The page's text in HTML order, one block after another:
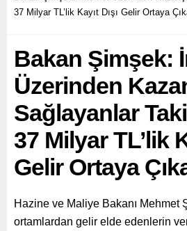
37 Milyar TL’lik Kayıt Dışı Gelir Ortaya
Bakan Şimşek:
Üzerinden
Sağlayanlar
37 Milyar TL’lik
Gelir Ortaya
Hazine ve Maliye Bakanı Mehmet
ortamlardan gelir elde edenlerin